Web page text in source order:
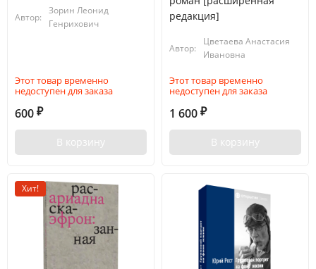
Автор:
Зорин Леонид
Генрихович
Этот товар временно
недоступен для заказа
600 ₽
В корзину
редакция]
Автор:
Цветаева Анастасия
Ивановна
Этот товар временно
недоступен для заказа
1 600 ₽
В корзину
Хит!